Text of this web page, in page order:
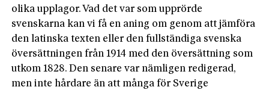
olika upplagor. Vad det var som upprörde
svenskarna kan vi få en aning om genom att jämföra
den latinska texten eller den fullständiga svenska
översättningen från 1914 med den översättning som
utkom 1828. Den senare var nämligen redigerad,
men inte hårdare än att många för Sverige